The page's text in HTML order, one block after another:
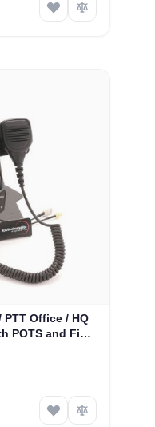
PTT Office / HQ
POTS and Fist